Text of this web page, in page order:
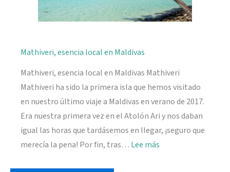
Mathiveri, esencia local en Maldivas
Mathiveri, esencia local en Maldivas Mathiveri
Mathiveri ha sido la primera isla que hemos visitado
en nuestro último viaje a Maldivas en verano de 2017.
Era nuestra primera vez en el Atolón Ari y nos daban
igual las horas que tardásemos en llegar, ¡seguro que
merecía la pena! Por fin, tras… Lee más